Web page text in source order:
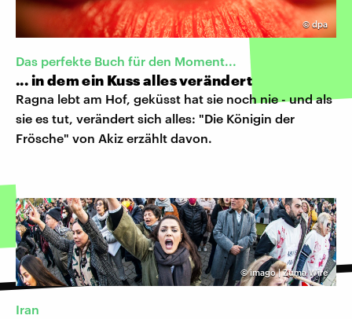
© dpa
Das perfekte Buch für den Moment...
... in dem ein Kuss alles verändert
Ragna lebt am Hof, geküsst hat sie noch nie - und als
sie es tut, verändert sich alles: "Die Königin der
Frösche" von Akiz erzählt davon.
©imago | Zuma Wire
Iran